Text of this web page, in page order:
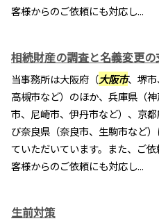
客様からのご依頼にも対応し...
相続財産の調査と名義変更の
当事務所は大阪府（大阪市、堺
高槻市など）のほか、兵庫県（
市、尼崎市、伊丹市など）、京
び奈良県（奈良市、生駒市など
ていただいています。また、ご
客様からのご依頼にも対応し...
生前対策